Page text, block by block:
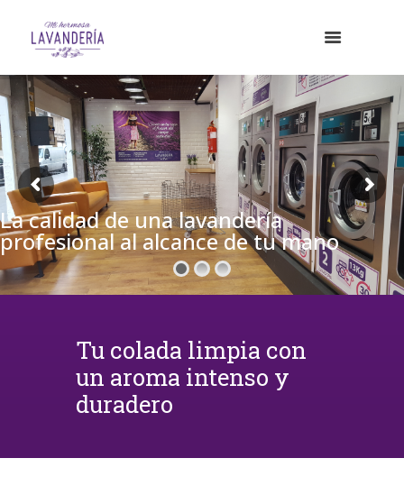
La calidad de una lavandería
profesional al alcance de tu mano
Tu colada limpia con
un aroma intenso y
duradero